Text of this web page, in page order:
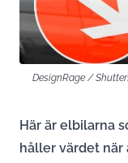
DesignRage /
Här är elbilarna
håller värdet när